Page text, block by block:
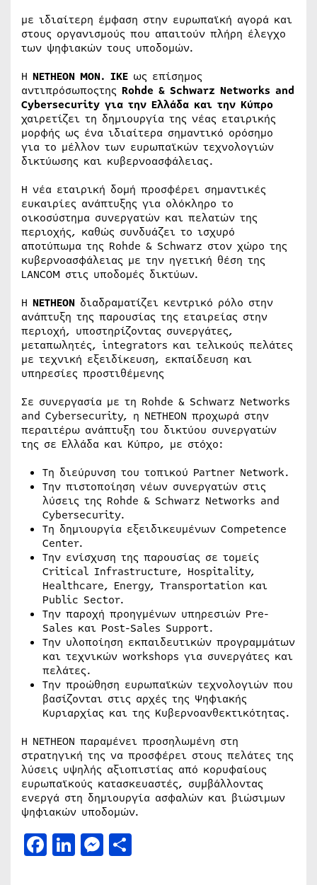
με ιδιαίτερη έμφαση στην ευρωπαϊκή αγορά και
στους οργανισμούς που απαιτούν πλήρη έλεγχο
των ψηφιακών τους υποδομών.
Η NETHEON MON. IKE ως επίσημος
αντιπρόσωποςτης Rohde & Schwarz Networks and
Cybersecurity για την Ελλάδα και την Κύπρο
χαιρετίζει τη δημιουργία της νέας εταιρικής
μορφής ως ένα ιδιαίτερα σημαντικό ορόσημο
για το μέλλον των ευρωπαϊκών τεχνολογιών
δικτύωσης και κυβερνοασφάλειας.
Η νέα εταιρική δομή προσφέρει σημαντικές
ευκαιρίες ανάπτυξης για ολόκληρο το
οικοσύστημα συνεργατών και πελατών της
περιοχής, καθώς συνδυάζει το ισχυρό
αποτύπωμα της Rohde & Schwarz στον χώρο της
κυβερνοασφάλειας με την ηγετική θέση της
LANCOM στις υποδομές δικτύων.
Η NETHEON διαδραματίζει κεντρικό ρόλο στην
ανάπτυξη της παρουσίας της εταιρείας στην
περιοχή, υποστηρίζοντας συνεργάτες,
μεταπωλητές, integrators και τελικούς πελάτες
με τεχνική εξειδίκευση, εκπαίδευση και
υπηρεσίες προστιθέμενης
Σε συνεργασία με τη Rohde & Schwarz Networks
and Cybersecurity, η NETHEON προχωρά στην
περαιτέρω ανάπτυξη του δικτύου συνεργατών
της σε Ελλάδα και Κύπρο, με στόχο:
Τη διεύρυνση του τοπικού Partner Network.
Την πιστοποίηση νέων συνεργατών στις
λύσεις της Rohde & Schwarz Networks and
Cybersecurity.
Τη δημιουργία εξειδικευμένων Competence
Center.
Την ενίσχυση της παρουσίας σε τομείς
Critical Infrastructure, Hospitality,
Healthcare, Energy, Transportation και
Public Sector.
Την παροχή προηγμένων υπηρεσιών Pre-
Sales και Post-Sales Support.
Την υλοποίηση εκπαιδευτικών προγραμμάτων
και τεχνικών workshops για συνεργάτες και
πελάτες.
Την προώθηση ευρωπαϊκών τεχνολογιών που
βασίζονται στις αρχές της Ψηφιακής
Κυριαρχίας και της Κυβερνοανθεκτικότητας.
Η NETHEON παραμένει προσηλωμένη στη
στρατηγική της να προσφέρει στους πελάτες της
λύσεις υψηλής αξιοπιστίας από κορυφαίους
ευρωπαϊκούς κατασκευαστές, συμβάλλοντας
ενεργά στη δημιουργία ασφαλών και βιώσιμων
ψηφιακών υποδομών.
Facebook
LinkedIn
Messenger